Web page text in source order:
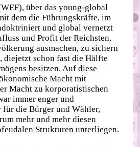
über das young‐​global
dem die Führungskräfte, im
und global vernetzt
und Profit der Reichsten,
ausmachen, zu sichern
diejetzt schon fast die Hälfte
besitzen. Auf diese
Macht mit
Macht zu korporatistischen
immer enger und
für die Bürger und Wähler,
mehr und mehr diesen
Strukturen unterliegen.